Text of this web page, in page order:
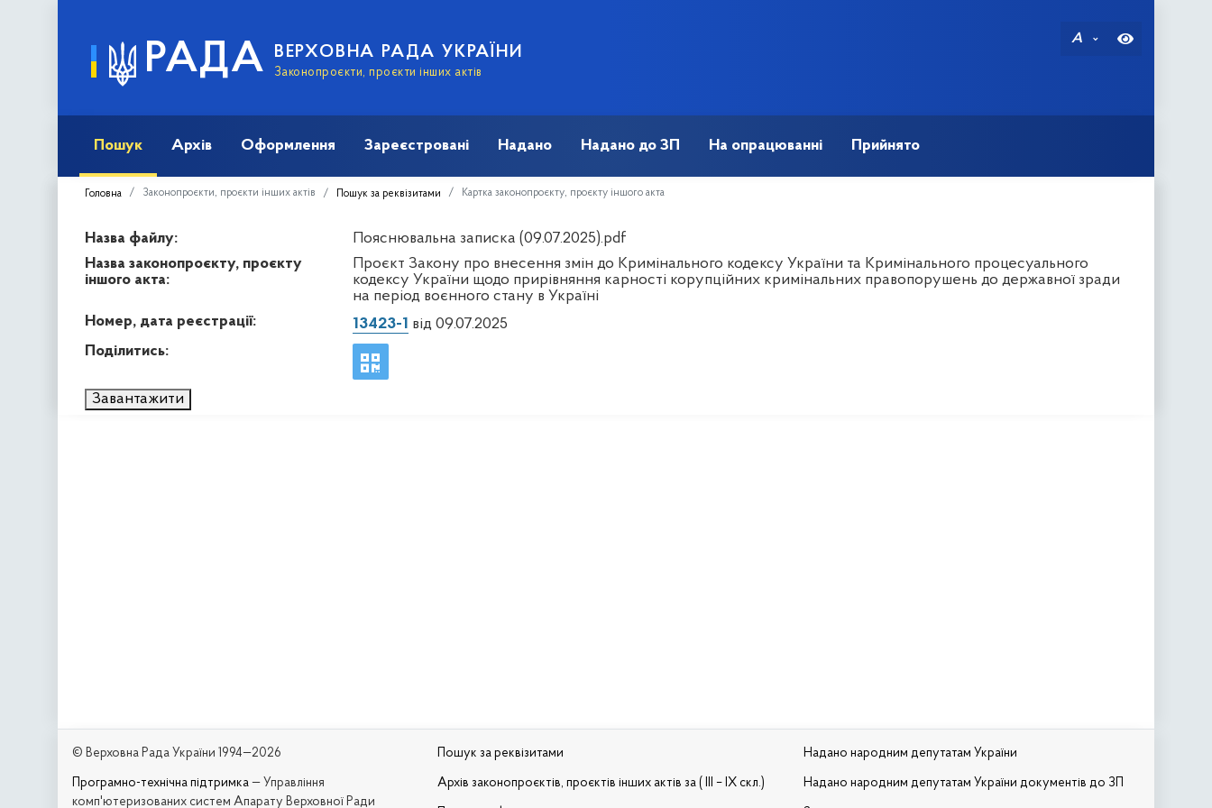
РАДА ВЕРХОВНА РАДА УКРАЇНИ
Законопроєкти, проєкти інших актів
A
Пошук Архів Оформлення Зареєстровані Надано Надано до ЗП На опрацюванні Прийнято
Головна Законопроєкти, проєкти інших актів Пошук за реквізитами Картка законопроєкту, проєкту іншого акта
Назва файлу:
Пояснювальна записка (09.07.2025).pdf
Назва законопроєкту, проєкту
іншого акта:
Проєкт Закону про внесення змін до Кримінального кодексу України та Кримінального процесуального
кодексу України щодо прирівняння карності корупційних кримінальних правопорушень до державної зради
на період воєнного стану в Україні
Номер, дата реєстрації:
13423-1 від 09.07.2025
Поділитись:
Завантажити
© Верховна Рада України 1994—2026
Програмно-технічна підтримка — Управління
комп'ютеризованих систем Апарату Верховної Ради
Пошук за реквізитами
Архів законопроєктів, проєктів інших актів за ( III – IX скл.)
Надано народним депутатам України
Надано народним депутатам України документів до ЗП